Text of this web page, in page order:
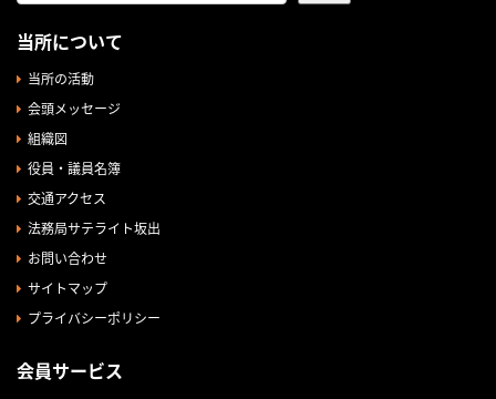
当所について
当所の活動
会頭メッセージ
組織図
役員・議員名簿
交通アクセス
法務局サテライト坂出
お問い合わせ
サイトマップ
プライバシーポリシー
会員サービス